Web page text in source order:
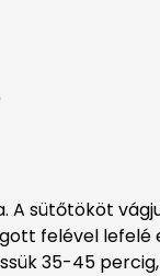
A sütőtököt
felével lefelé
35-45